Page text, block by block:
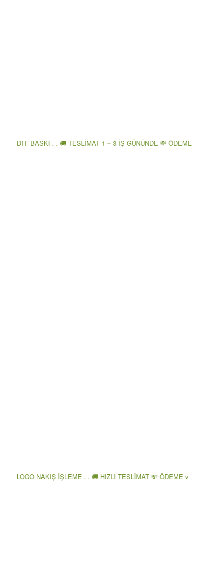
DTF BASKI . . 🚚 TESLİMAT 1 ~ 3 İŞ GÜNÜNDE 💸 ÖDEME
LOGO NAKIŞ İŞLEME . . 🚚 HIZLI TESLİMAT 💸 ÖDEME v